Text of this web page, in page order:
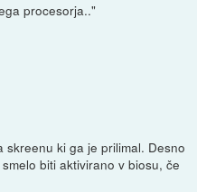
procesorja.."
skreenu ki ga je prilimal. Desno
biti aktivirano v biosu, če